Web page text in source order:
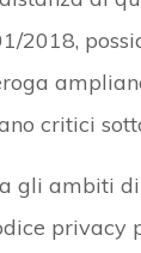
2018,
critici
gli ambiti
privacy